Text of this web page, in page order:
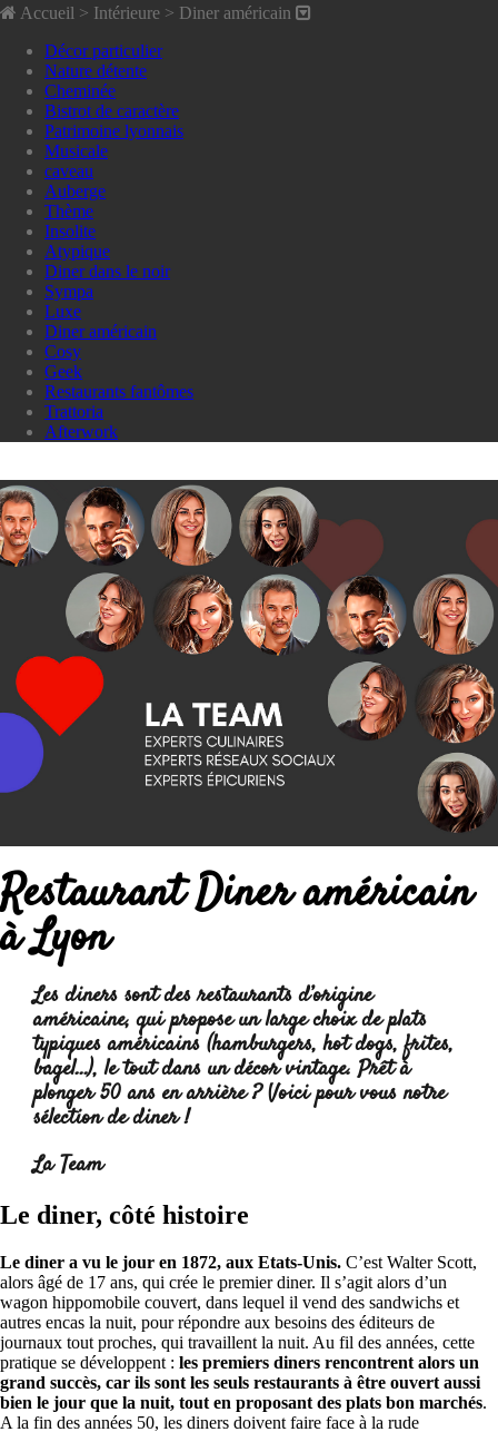
Accueil > Intérieure > Diner américain
Décor particulier
Nature détente
Cheminée
Bistrot de caractère
Patrimoine lyonnais
Musicale
caveau
Auberge
Thème
Insolite
Atypique
Diner dans le noir
Sympa
Luxe
Diner américain
Cosy
Geek
Restaurants fantômes
Trattoria
Afterwork
Restaurant Diner américain
à Lyon
Les diners sont des restaurants d’origine
américaine, qui propose un large choix de plats
typiques américains (hamburgers, hot dogs, frites,
bagel…), le tout dans un décor vintage. Prêt à
plonger 50 ans en arrière ? Voici pour vous notre
sélection de diner !
La Team
Le diner, côté histoire
Le diner a vu le jour en 1872, aux Etats-Unis. C’est Walter Scott,
alors âgé de 17 ans, qui crée le premier diner. Il s’agit alors d’un
wagon hippomobile couvert, dans lequel il vend des sandwichs et
autres encas la nuit, pour répondre aux besoins des éditeurs de
journaux tout proches, qui travaillent la nuit. Au fil des années, cette
pratique se développent : les premiers diners rencontrent alors un
grand succès, car ils sont les seuls restaurants à être ouvert aussi
bien le jour que la nuit, tout en proposant des plats bon marchés.
A la fin des années 50, les diners doivent faire face à la rude